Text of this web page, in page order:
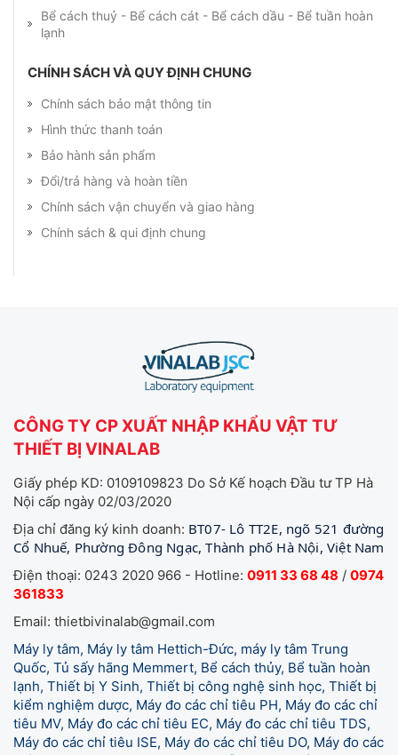
Bể cách thuỷ - Bể cách cát - Bể cách dầu - Bể tuần hoàn
lạnh
CHÍNH SÁCH VÀ QUY ĐỊNH CHUNG
Chính sách bảo mật thông tin
Hình thức thanh toán
Bảo hành sản phẩm
Đổi/trả hàng và hoàn tiền
Chính sách vận chuyển và giao hàng
Chính sách & qui định chung
CÔNG TY CP XUẤT NHẬP KHẨU VẬT TƯ
THIẾT BỊ VINALAB
Giấy phép KD: 0109109823 Do Sở Kế hoạch Đầu tư TP Hà
Nội cấp ngày 02/03/2020
Địa chỉ đăng ký kinh doanh: BT07- Lô TT2E, ngõ 521 đường
Cổ Nhuế, Phường Đông Ngạc, Thành phố Hà Nội, Việt Nam
Điện thoại: 0243 2020 966 - Hotline: 0911 33 68 48 / 0974
361833
Email: thietbivinalab@gmail.com
Máy ly tâm, Máy ly tâm Hettich-Đức, máy ly tâm Trung
Quốc, Tủ sấy hãng Memmert, Bể cách thủy, Bể tuần hoàn
lạnh, Thiết bị Y Sinh, Thiết bị công nghệ sinh học, Thiết bị
kiểm nghiệm dược, Máy đo các chỉ tiêu PH, Máy đo các chỉ
tiêu MV, Máy đo các chỉ tiêu EC, Máy đo các chỉ tiêu TDS,
Máy đo các chỉ tiêu ISE, Máy đo các chỉ tiêu DO, Máy đo các